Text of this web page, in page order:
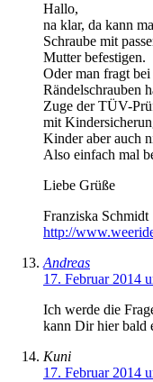
Hallo,
na klar, da kann
Schraube mit
Mutter befestigen.
Oder man fragt
Rändelschrauben
Zuge der TÜV-
mit
Kinder aber auch
Also einfach mal
Liebe Grüße
Franziska Schmidt
http://
Andreas
17. Februar 2014
Ich werde die
kann Dir hier bald
Kuni
17. Februar 2014